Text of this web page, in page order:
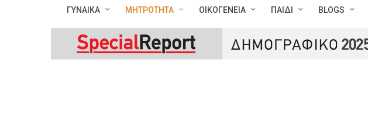
ΓΥΝΑΙΚΑ ΜΗΤΡΟΤΗΤΑ ΟΙΚΟΓΕΝΕΙΑ ΠΑΙΔΙ BLOGS